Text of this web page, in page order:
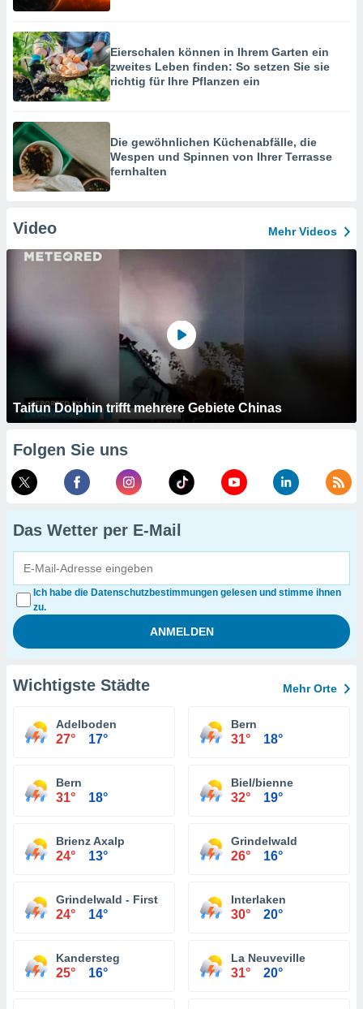
Eierschalen können in Ihrem Garten ein
zweites Leben finden: So setzen Sie sie
richtig für Ihre Pflanzen ein
Die gewöhnlichen Küchenabfälle, die
Wespen und Spinnen von Ihrer Terrasse
fernhalten
Video Mehr Videos
Taifun Dolphin trifft mehrere Gebiete Chinas
Folgen Sie uns
Das Wetter per E-Mail
Ich habe die Datenschutzbestimmungen gelesen und stimme ihnen
zu.
Wichtigste Städte Mehr Orte
Adelboden
27° 17°
Bern
31° 18°
Bern
31° 18°
Biel/bienne
32° 19°
Brienz Axalp
24° 13°
Grindelwald
26° 16°
Grindelwald - First
24° 14°
Interlaken
30° 20°
Kandersteg
25° 16°
La Neuveville
31° 20°